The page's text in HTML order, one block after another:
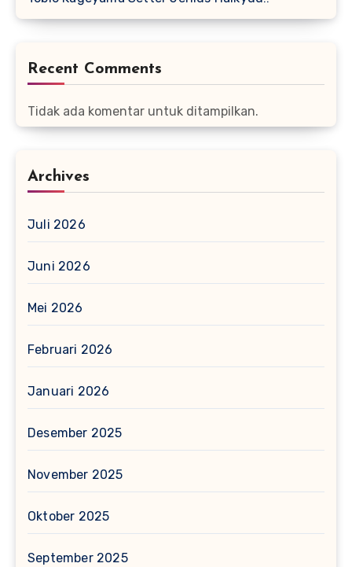
Recent Comments
Tidak ada komentar untuk ditampilkan.
Archives
Juli 2026
Juni 2026
Mei 2026
Februari 2026
Januari 2026
Desember 2025
November 2025
Oktober 2025
September 2025